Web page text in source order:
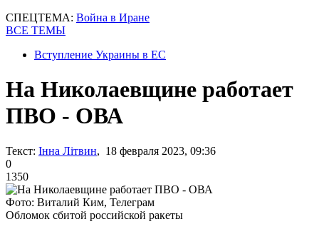
СПЕЦТЕМА: Война в Иране
ВСЕ ТЕМЫ
Вступление Украины в ЕС
На Николаевщине работает
ПВО - ОВА
Текст: Інна Літвин, 18 февраля 2023, 09:36
0
1350
Фото: Виталий Ким, Телеграм
Обломок сбитой российской ракеты